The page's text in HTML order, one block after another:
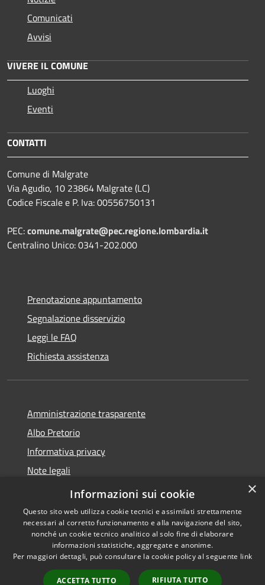
Comunicati
Avvisi
VIVERE IL COMUNE
Luoghi
Eventi
CONTATTI
Comune di Malgrate
Via Agudio, 10 23864 Malgrate (LC)
Codice Fiscale e P. Iva: 00556750131
PEC:comune.malgrate@pec.regione.lombardia.it
Centralino Unico: 0341-202.000
Prenotazione appuntamento
Segnalazione disservizio
Leggi le FAQ
Richiesta assistenza
Amministrazione trasparente
Albo Pretorio
Informativa privacy
Note legali
Dichiarazione di accessibilità
Accessibilità
Copyright © 2026 • Comune di
Malgrate • Powered by
Municipium• Accesso
×
Informazioni sui cookie
Questo sito web utilizza cookie tecnici e assimilati strettamente
necessari al corretto funzionamento e alla navigazione del sito,
nonché un cookie tecnico analitico al solo fine di elaborare
informazioni statistiche, aggregate e anonime.
Per maggiori dettagli, può consultare la cookie policy al seguente link
ACCETTA TUTTO RIFIUTA TUTTO